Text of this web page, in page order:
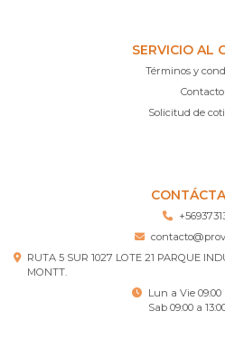
SERVICIO AL
Términos y
Contacto
Solicitud de
RUTA 5 SUR 1027 LOTE 21 PARQUE
MONTT.
Lun a Vie 09:00
Sab 09:00 a